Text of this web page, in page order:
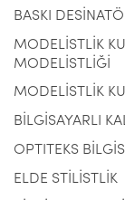
BASKI
MODELİSTLİK
MODELİSTLİĞİ
MODELİSTLİK
BİLGİSAYARLI
OPTITEKS
ELDE STİLİSTLİK